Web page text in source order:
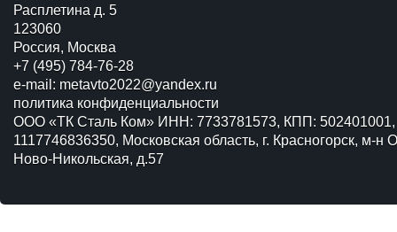
Расплетина д. 5
123060
Россия, Москва
+7 (495) 784-76-28
e-mail: metavto2022@yandex.ru
политика конфиденциальности
ООО «ТК Сталь Ком» ИНН: 7733781573, КПП:
1117746836350, Московская область, г. Красногорск, м-н
Ново-Никольская, д.57